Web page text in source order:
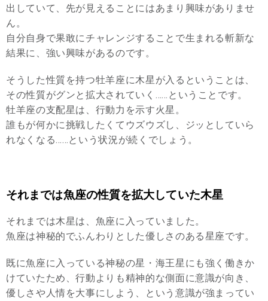
出していて、先が見えることにはあまり興味がありませ
ん。
自分自身で果敢にチャレンジすることで生まれる斬新な
結果に、強い興味があるのです。
そうした性質を持つ牡羊座に木星が入るということは、
その性質がグンと拡大されていく……ということです。
牡羊座の支配星は、行動力を示す火星。
誰もが何かに挑戦したくてウズウズし、ジッとしていら
れなくなる……という状況が続くでしょう。
それまでは魚座の性質を拡大していた木星
それまでは木星は、魚座に入っていました。
魚座は神秘的でふんわりとした優しさのある星座です。
既に魚座に入っている神秘の星・海王星にも強く働きか
けていたため、行動よりも精神的な側面に意識が向き、
優しさや人情を大事にしよう、という意識が強まってい